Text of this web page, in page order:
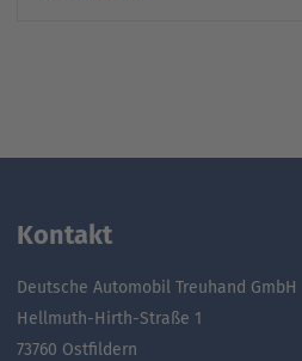
Kontakt
Deutsche Automobil Treuhand GmbH
Hellmuth-Hirth-Straße 1
73760 Ostfildern